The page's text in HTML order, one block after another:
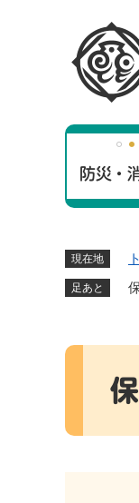
防災・
現在地
足あと
本